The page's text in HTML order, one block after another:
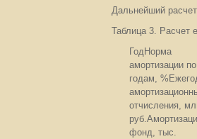
Дальнейший
Таблица 3. Расчет
ГодНорма
амортизации по
годам,
отчисления,
фонд, тыс.